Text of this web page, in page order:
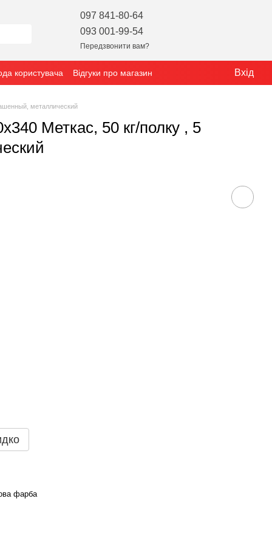
097 841-80-64
093 001-99-54
Передзвонити вам?
користувача Відгуки про магазин Вхід
металлический
Меткас, 50 кг/полку , 5
фарба